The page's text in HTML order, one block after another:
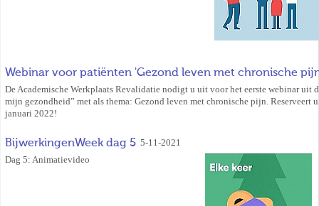
Webinar voor patiënten 'Gezond leven met chronische
De Academische Werkplaats Revalidatie nodigt u uit voor het eerste webinar uit
mijn gezondheid” met als thema: Gezond leven met chronische pijn. Reserveert
januari 2022!
BijwerkingenWeek dag 5 5-11-2021
Dag 5: Animatievideo